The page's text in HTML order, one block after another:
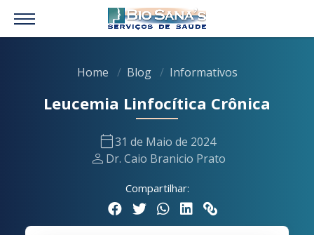
Home Blog Informativos
Leucemia Linfocítica Crônica
calendar_today31 de Maio de 2024
person Dr. Caio Branicio Prato
Compartilhar: